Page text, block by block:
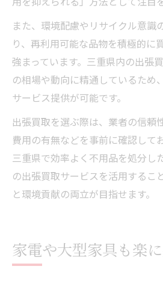
また、環境配慮やリサイクル意識
り、再利用可能な品物を積極的に
強まっています。三重県内の出張
の相場や動向に精通しているため
サービス提供が可能です。
出張買取を選ぶ際は、業者の信頼
費用の有無などを事前に確認して
三重県で効率よく不用品を処分し
の出張買取サービスを活用するこ
と環境貢献の両立が目指せます。
家電や大型家具も楽